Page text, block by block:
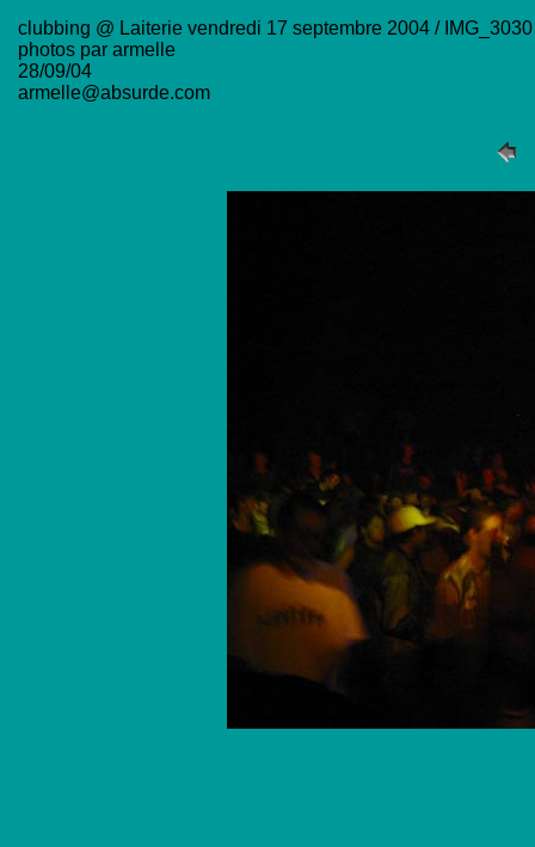
clubbing @ Laiterie vendredi 17 septembre 2004 / IMG_3030
photos par armelle
28/09/04
armelle@absurde.com